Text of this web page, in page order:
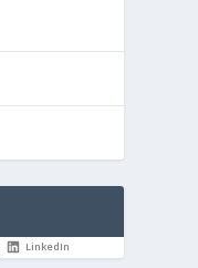
LinkedIn